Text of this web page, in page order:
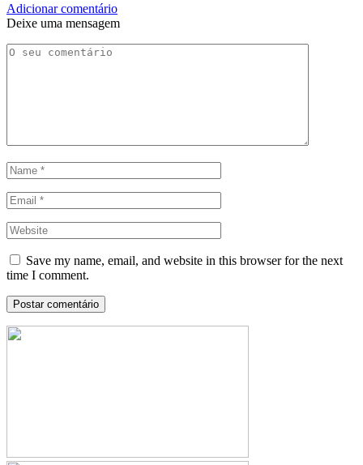
Adicionar comentário
Deixe uma mensagem
Save my name, email, and website in this browser for the next
time I comment.